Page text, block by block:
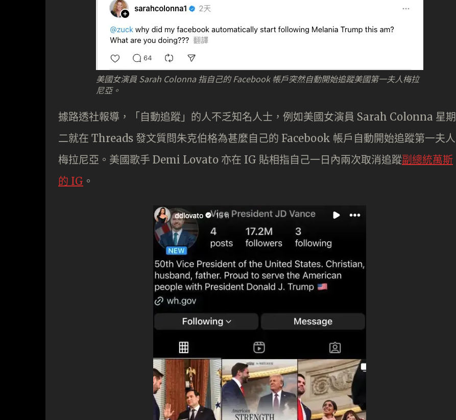
美國女演員 Sarah Colonna 指自己的 Facebook 帳戶突然自動開始追蹤美國第一夫人梅拉
尼亞。
據路透社報導，「自動追蹤」的人不乏知名人士，例如美國女演員 Sarah Colonna 星期
二就在 Threads 發文質問朱克伯格為甚麼自己的 Facebook 帳戶自動開始追蹤第一夫人
梅拉尼亞。美國歌手 Demi Lovato 亦在 IG 貼相指自己一日內兩次取消追蹤副總統萬斯
的 IG 。